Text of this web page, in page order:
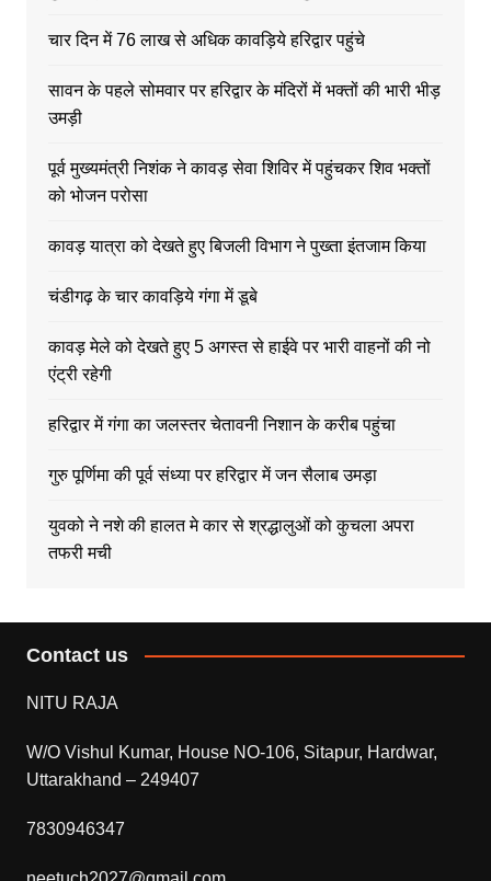
चार दिन में 76 लाख से अधिक कावड़िये हरिद्वार पहुंचे
सावन के पहले सोमवार पर हरिद्वार के मंदिरों में भक्तों की भारी भीड़
उमड़ी
पूर्व मुख्यमंत्री निशंक ने कावड़ सेवा शिविर में पहुंचकर शिव भक्तों
को भोजन परोसा
कावड़ यात्रा को देखते हुए बिजली विभाग ने पुख्ता इंतजाम किया
चंडीगढ़ के चार कावड़िये गंगा में डूबे
कावड़ मेले को देखते हुए 5 अगस्त से हाईवे पर भारी वाहनों की नो
एंट्री रहेगी
हरिद्वार में गंगा का जलस्तर चेतावनी निशान के करीब पहुंचा
गुरु पूर्णिमा की पूर्व संध्या पर हरिद्वार में जन सैलाब उमड़ा
युवको ने नशे की हालत मे कार से श्रद्धालुओं को कुचला अपरा
तफरी मची
Contact us
NITU RAJA
W/O Vishul Kumar, House NO-106, Sitapur, Hardwar,
Uttarakhand – 249407
7830946347